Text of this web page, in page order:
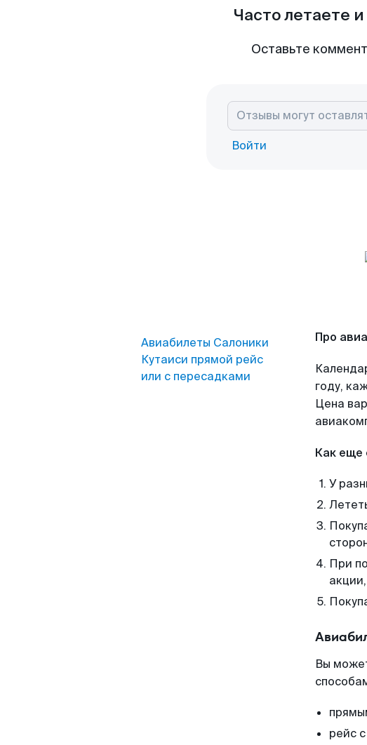
Часто летаете
Оставьте
Войти
Авиабилеты Салоники
Кутаиси прямой рейс
или с пересадками
Про
году,
Цена
Как еще
У
При
Вы
рейс